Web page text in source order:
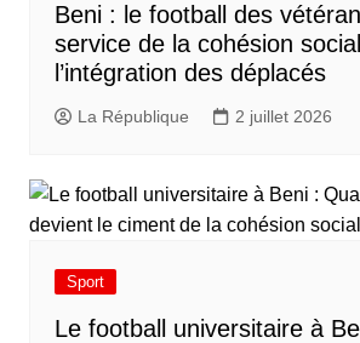
Beni : le football des
service de la cohésion
l’intégration des déplacés​
La République 2 juillet 2026
Sport
Le football universitaire à